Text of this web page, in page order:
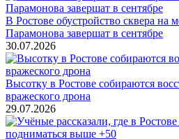
В Ростове обустройство сквера на
Парамонова завершат в сентябре
30.07.2026
Высотку в Ростове собираются
вражеского дрона
29.07.2026